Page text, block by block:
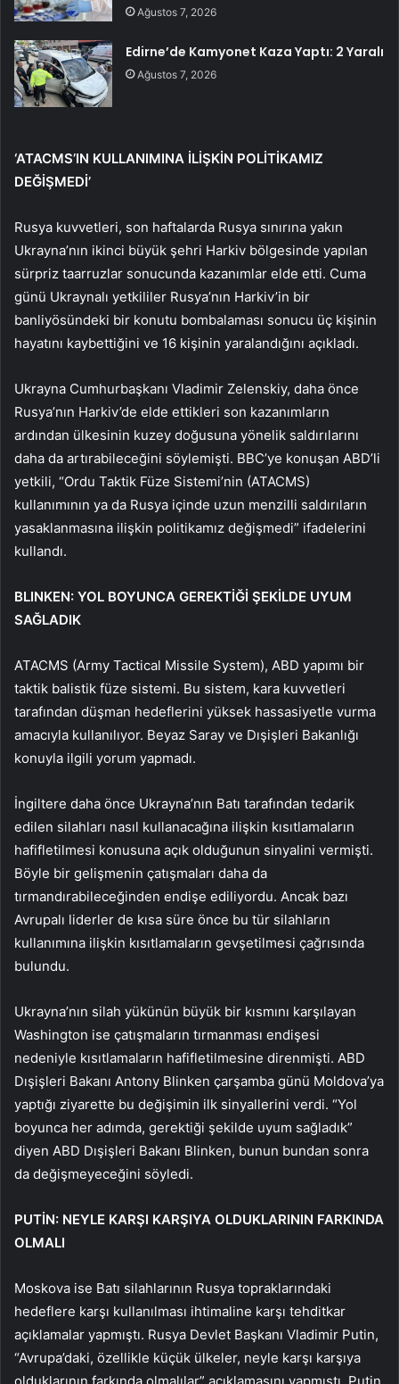
Ağustos 7, 2026
Edirne’de Kamyonet Kaza Yaptı: 2 Yaralı
Ağustos 7, 2026
‘ATACMS’IN KULLANIMINA İLİŞKİN POLİTİKAMIZ
DEĞİŞMEDİ’
Rusya kuvvetleri, son haftalarda Rusya sınırına yakın
Ukrayna’nın ikinci büyük şehri Harkiv bölgesinde yapılan
sürpriz taarruzlar sonucunda kazanımlar elde etti. Cuma
günü Ukraynalı yetkililer Rusya’nın Harkiv’in bir
banliyösündeki bir konutu bombalaması sonucu üç kişinin
hayatını kaybettiğini ve 16 kişinin yaralandığını açıkladı.
Ukrayna Cumhurbaşkanı Vladimir Zelenskiy, daha önce
Rusya’nın Harkiv’de elde ettikleri son kazanımların
ardından ülkesinin kuzey doğusuna yönelik saldırılarını
daha da artırabileceğini söylemişti. BBC’ye konuşan ABD’li
yetkili, “Ordu Taktik Füze Sistemi’nin (ATACMS)
kullanımının ya da Rusya içinde uzun menzilli saldırıların
yasaklanmasına ilişkin politikamız değişmedi” ifadelerini
kullandı.
BLINKEN: YOL BOYUNCA GEREKTİĞİ ŞEKİLDE UYUM
SAĞLADIK
ATACMS (Army Tactical Missile System), ABD yapımı bir
taktik balistik füze sistemi. Bu sistem, kara kuvvetleri
tarafından düşman hedeflerini yüksek hassasiyetle vurma
amacıyla kullanılıyor. Beyaz Saray ve Dışişleri Bakanlığı
konuyla ilgili yorum yapmadı.
İngiltere daha önce Ukrayna’nın Batı tarafından tedarik
edilen silahları nasıl kullanacağına ilişkin kısıtlamaların
hafifletilmesi konusuna açık olduğunun sinyalini vermişti.
Böyle bir gelişmenin çatışmaları daha da
tırmandırabileceğinden endişe ediliyordu. Ancak bazı
Avrupalı liderler de kısa süre önce bu tür silahların
kullanımına ilişkin kısıtlamaların gevşetilmesi çağrısında
bulundu.
Ukrayna’nın silah yükünün büyük bir kısmını karşılayan
Washington ise çatışmaların tırmanması endişesi
nedeniyle kısıtlamaların hafifletilmesine direnmişti. ABD
Dışişleri Bakanı Antony Blinken çarşamba günü Moldova’ya
yaptığı ziyarette bu değişimin ilk sinyallerini verdi. “Yol
boyunca her adımda, gerektiği şekilde uyum sağladık”
diyen ABD Dışişleri Bakanı Blinken, bunun bundan sonra
da değişmeyeceğini söyledi.
PUTİN: NEYLE KARŞI KARŞIYA OLDUKLARININ FARKINDA
OLMALI
Moskova ise Batı silahlarının Rusya topraklarındaki
hedeflere karşı kullanılması ihtimaline karşı tehditkar
açıklamalar yapmıştı. Rusya Devlet Başkanı Vladimir Putin,
“Avrupa’daki, özellikle küçük ülkeler, neyle karşı karşıya